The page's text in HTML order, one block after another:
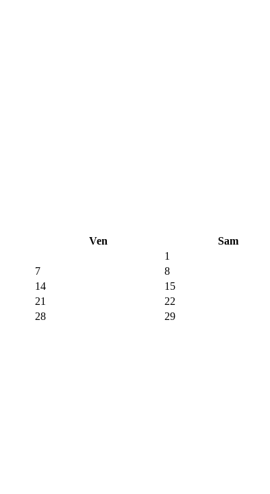
Ven Sam
1
7 8
14 15
21 22
28 29